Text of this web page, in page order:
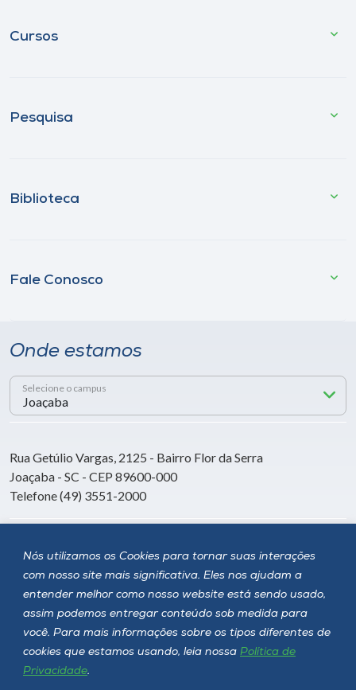
Nós utilizamos os Cookies para tornar suas interações
com nosso site mais significativa. Eles nos ajudam a
entender melhor como nosso website está sendo usado,
assim podemos entregar conteúdo sob medida para
você. Para mais informações sobre os tipos diferentes de
cookies que estamos usando, leia nossa Política de
Privacidade.
Cursos
Pesquisa
Biblioteca
Fale Conosco
Onde estamos
Selecione o campus
Rua Getúlio Vargas, 2125 - Bairro Flor da Serra
Joaçaba - SC - CEP 89600-000
Telefone (49) 3551-2000
Siga a Unoesc